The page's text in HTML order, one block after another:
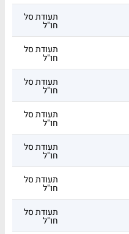
תעודת סל
חו"ל
תעודת סל
חו"ל
תעודת סל
חו"ל
תעודת סל
חו"ל
תעודת סל
חו"ל
תעודת סל
חו"ל
תעודת סל
חו"ל